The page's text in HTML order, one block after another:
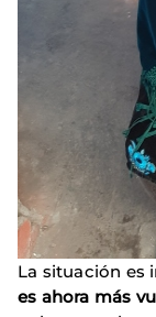
La situación es
es ahora más